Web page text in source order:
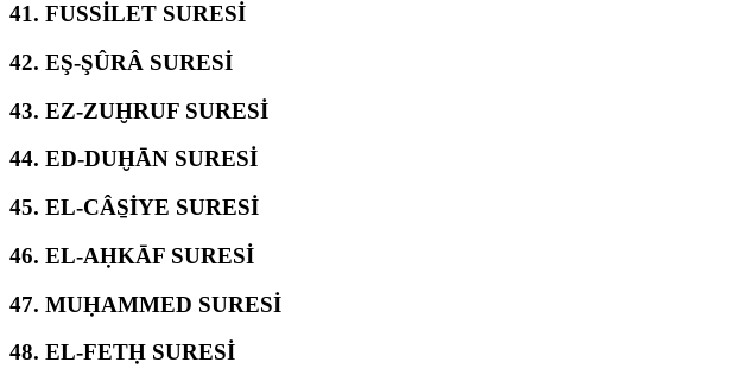
41. FUSSİLET SURESİ
42. EŞ-ŞÛRÂ SURESİ
43. EZ-ZUḪRUF SURESİ
44. ED-DUḪĀN SURESİ
45. EL-CÂS̱İYE SURESİ
46. EL-AḤKĀF SURESİ
47. MUḤAMMED SURESİ
48. EL-FETḤ SURESİ